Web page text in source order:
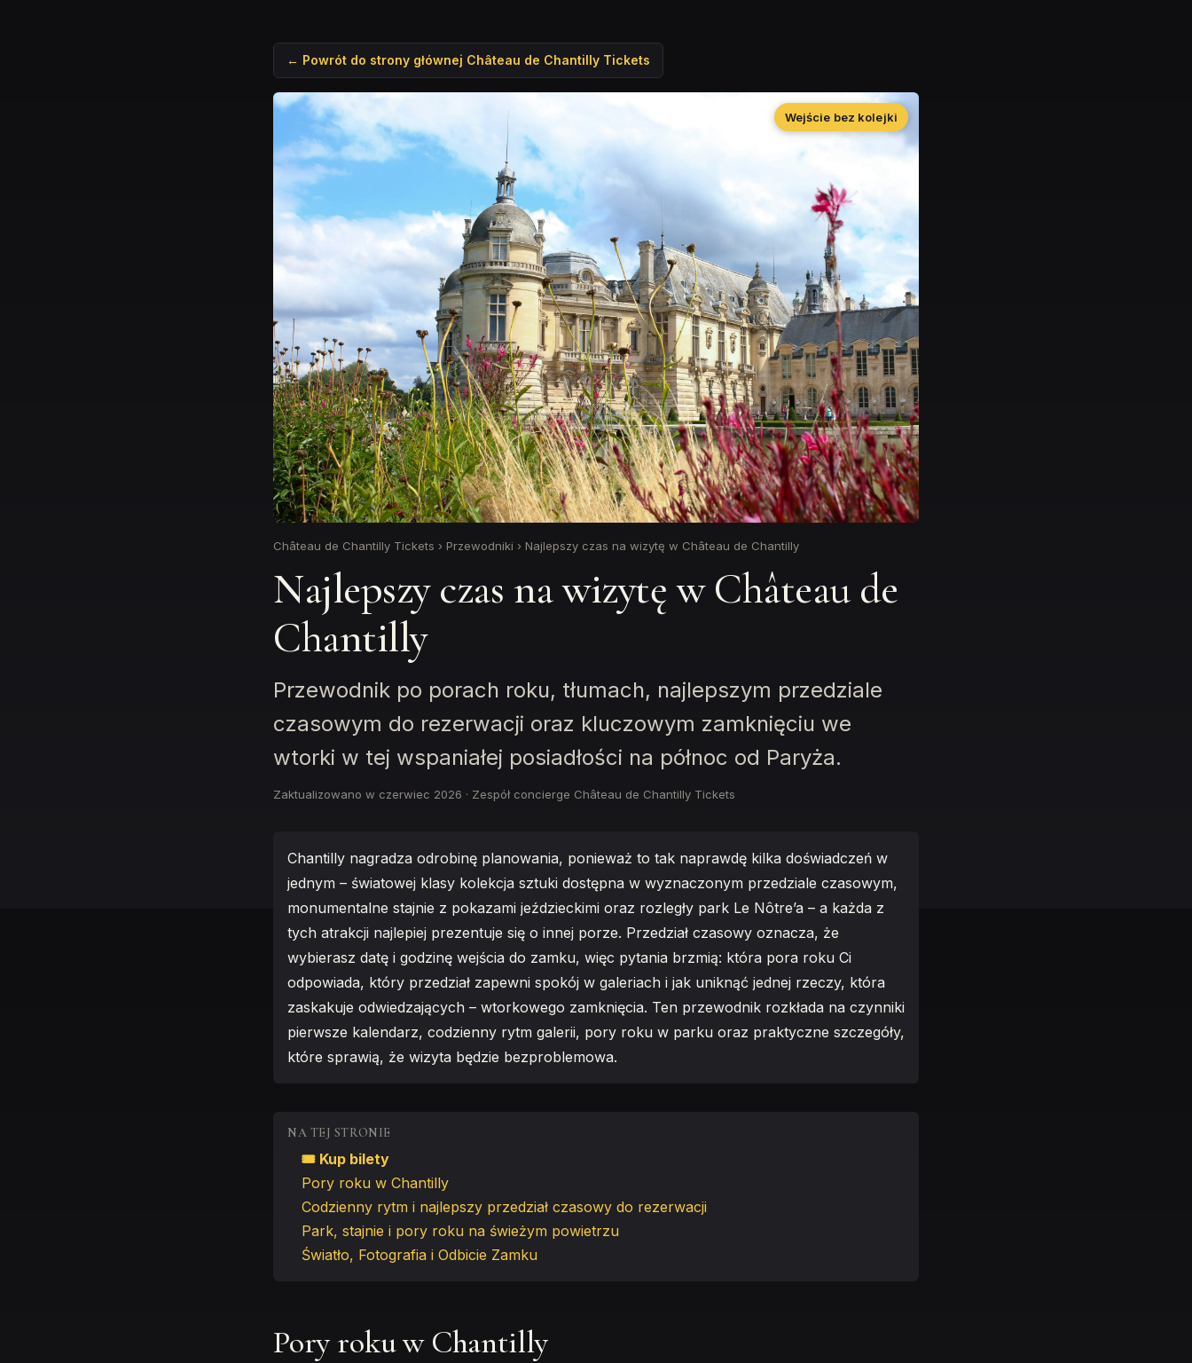
← Powrót do strony głównej Château de Chantilly Tickets
Wejście bez kolejki
Château de Chantilly Tickets › Przewodniki › Najlepszy czas na wizytę w Château de Chantilly
Najlepszy czas na wizytę w Château de
Chantilly
Przewodnik po porach roku, tłumach, najlepszym przedziale
czasowym do rezerwacji oraz kluczowym zamknięciu we
wtorki w tej wspaniałej posiadłości na północ od Paryża.
Zaktualizowano w czerwiec 2026 · Zespół concierge Château de Chantilly Tickets
Chantilly nagradza odrobinę planowania, ponieważ to tak naprawdę kilka doświadczeń w
jednym – światowej klasy kolekcja sztuki dostępna w wyznaczonym przedziale czasowym,
monumentalne stajnie z pokazami jeździeckimi oraz rozległy park Le Nôtre’a – a każda z
tych atrakcji najlepiej prezentuje się o innej porze. Przedział czasowy oznacza, że
wybierasz datę i godzinę wejścia do zamku, więc pytania brzmią: która pora roku Ci
odpowiada, który przedział zapewni spokój w galeriach i jak uniknąć jednej rzeczy, która
zaskakuje odwiedzających – wtorkowego zamknięcia. Ten przewodnik rozkłada na czynniki
pierwsze kalendarz, codzienny rytm galerii, pory roku w parku oraz praktyczne szczegóły,
które sprawią, że wizyta będzie bezproblemowa.
NA TEJ STRONIE
🎟 Kup bilety
Pory roku w Chantilly
Codzienny rytm i najlepszy przedział czasowy do rezerwacji
Park, stajnie i pory roku na świeżym powietrzu
Światło, Fotografia i Odbicie Zamku
Pory roku w Chantilly